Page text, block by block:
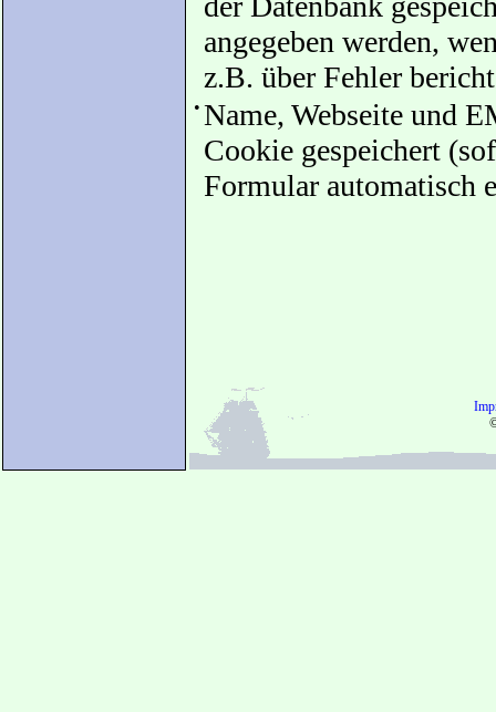
angegeben werden,
z.B. über Fehler
• Name, Webseite und
Cookie gespeichert
Formular automatisch